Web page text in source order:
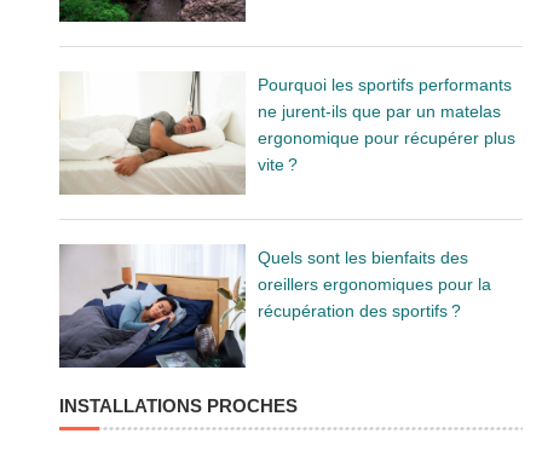
Pourquoi les sportifs performants
ne jurent-ils que par un matelas
ergonomique pour récupérer plus
vite ?
Quels sont les bienfaits des
oreillers ergonomiques pour la
récupération des sportifs ?
INSTALLATIONS PROCHES